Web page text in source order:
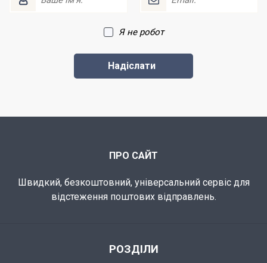
Я не робот
ПРО САЙТ
Швидкий, безкоштовний, універсальний сервіс для
відстеження поштових відправлень.
РОЗДІЛИ